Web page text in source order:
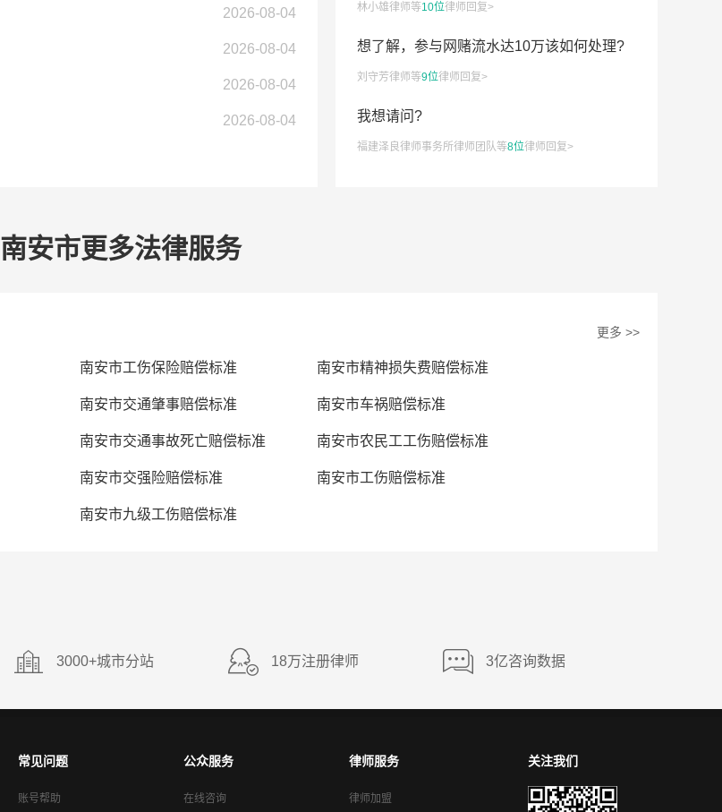
2026-08-04
2026-08-04
2026-08-04
2026-08-04
你好，你好?
涉案的卡多久可以解除限制，想了解涉案的卡限制期限是多
孕期女方离婚要不要退还彩礼
盗刷信用卡累计35w?
林小雄律师等10位律师回复>
想了解，参与网赌流水达10万该如何处理?
刘守芳律师等9位律师回复>
我想请问?
福建泽良律师事务所律师团队等8位律师回复>
南安市更多法律服务
更多 >>
南安市工伤保险赔偿标准 南安市精神损失费赔偿标准
南安市交通肇事赔偿标准 南安市车祸赔偿标准
南安市交通事故死亡赔偿标准 南安市农民工工伤赔偿标准
南安市交强险赔偿标准 南安市工伤赔偿标准
南安市九级工伤赔偿标准
3000+城市分站 18万注册律师 3亿咨询数据
常见问题
账号帮助
公众服务
在线咨询
律师服务
律师加盟
关注我们